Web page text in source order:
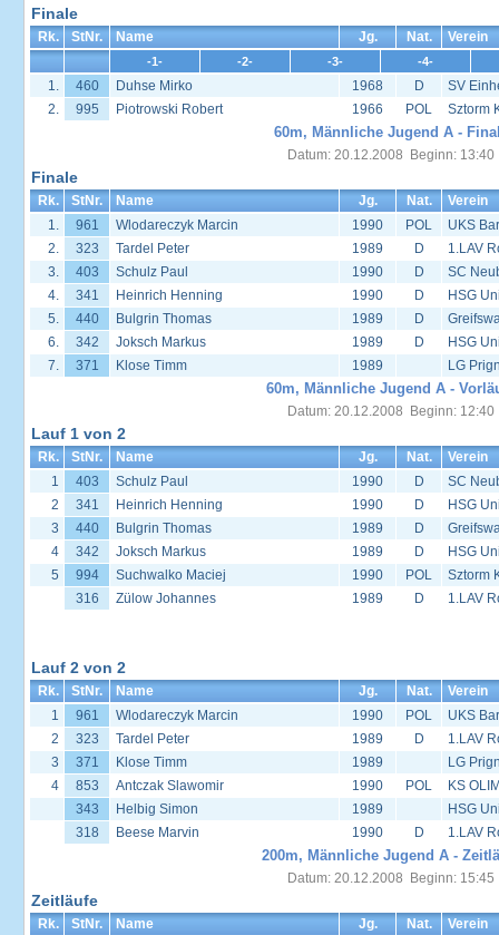
Finale
Rk. StNr. Name Jg. Nat. Verein
-1- -2- -3- -4-
1. 460 Duhse Mirko 1968 D
SV
2.
995 Piotrowski Robert 1966 POL Sztorm
60m, Männliche Jugend A -
Datum: 20.12.2008 Beginn: 13:40
Finale
Rk. StNr. Name Jg. Nat.
Verein
1.
961 Wlodareczyk Marcin 1990 POL
UKS
2.
323 Tardel Peter 1989 D
1.LAV
3.
403 Schulz Paul 1990 D
SC
4.
341 Heinrich Henning 1990 D
HSG
5.
440 Bulgrin Thomas 1989 D
6.
342 Joksch Markus 1989 D
HSG
7.
371 Klose Timm 1989 LG
60m, Männliche Jugend A -
Datum: 20.12.2008 Beginn: 12:40
Lauf 1 von 2
Rk. StNr. Name Jg. Nat.
Verein
1
403 Schulz Paul 1990 D
SC
2
341 Heinrich Henning 1990 D
HSG
3
440 Bulgrin Thomas 1989 D
4
342 Joksch Markus 1989 D
HSG
5
994 Suchwalko Maciej 1990 POL
Sztorm
316
Zülow Johannes 1989 D 1.LAV
Lauf 2 von 2
Rk. StNr. Name Jg. Nat.
Verein
1
961 Wlodareczyk Marcin 1990 POL
UKS
2
323 Tardel Peter 1989 D
1.LAV
3
371 Klose Timm 1989
LG
4
853 Antczak Slawomir 1990 POL
KS
343
Helbig Simon 1989
HSG
318
Beese Marvin 1990 D 1.LAV
200m, Männliche Jugend A -
Datum: 20.12.2008 Beginn: 15:45
Zeitläufe
Rk. StNr. Name Jg. Nat.
Verein